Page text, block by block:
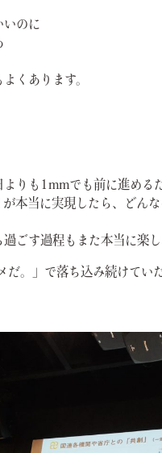
いのに
くあります。
よりも1mmでも前に進める
本当に実現したら、どん
ごす過程もまた本当に楽し
だ。」で落ち込み続けてい